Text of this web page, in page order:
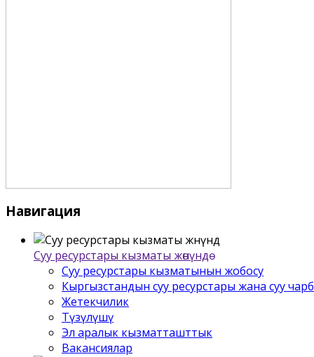
Навигация
Суу ресурстары кызматы жѳнүндѳ
Суу ресурстары кызматынын жобосу
Кыргызстандын суу ресурстары жана суу
Жетекчилик
Түзүлүшү
Эл аралык кызматташттык
Вакансиялар